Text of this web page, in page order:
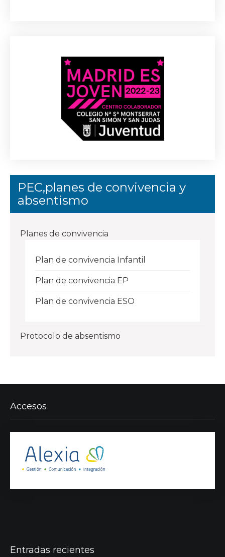
PEC,planes de convivencia y
absentismo
Planes de convivencia
Plan de convivencia Infantil
Plan de convivencia EP
Plan de convivencia ESO
Protocolo de absentismo
Accesos
Entradas recientes